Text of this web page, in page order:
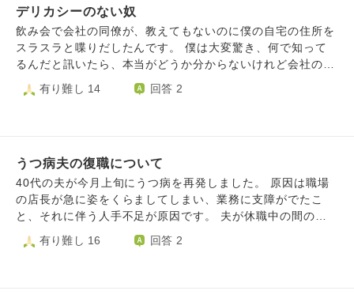
塊だったのです。 元嫁さんの愚痴を言ってきたり、自分と
か変わって欲しくない人の愚痴を言って私たちを味方に付け
ようとしてきます。 そして少し前に義兄カップルとお出か
けをした際、｢4人で写真撮ろうと！｣と義兄が提案。その写
真を｢お出かけした｣という内容で私がインスタのストーリー
に投稿しました。すると義兄彼女が｢知り合いが見てるかも
いかなの？という気持ちになり更にストレスで正直もう関わ
りたくないのです。
か? 本当は、旦那さんの給料だけで生活できたらと思ってま
すが、支払いやら借金があるので、それは無理です。 た
だ、仕事に行けば、話が通じない、上司がしてほしいとお願
いされた事もうまくできない、最近、発達障害なのかも…と
す。 メモは、必ず取ってます。 もっと心にもお金にも余裕
デリカシーのない奴
飲み会で会社の同僚が、教えてもないのに僕の自宅の住所を
スラスラと喋りだしたんです。 僕は大変驚き、何で知って
るんだと訊いたら、本当がどうか分からないけれど会社のサ
ーバーの何処かに社員名簿があり、それを見たようです。
会社のセキュリティーに問題があるんですが、この同僚が留
有り難し 14 回答 2
うつ病夫の復職について
40代の夫が今月上旬にうつ病を再発しました。 原因は職場
の店長が急に姿をくらましてしまい、業務に支障がでたこ
と、それに伴う人手不足が原因です。 夫が休職中の間のや
り取りは、隣町の店舗の店長を通して・・・との話をされた
ようで、診断書や通院に伴う連絡はそちらの店長と話をして
有り難し 16 回答 2